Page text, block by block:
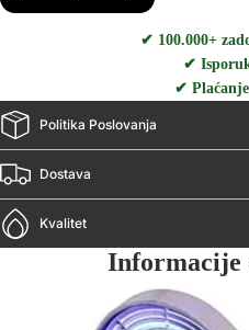
✔ 100.000+
✔
✔ Plaćanje
Politika Poslovanja
Dostava
Kvalitet
Informacije